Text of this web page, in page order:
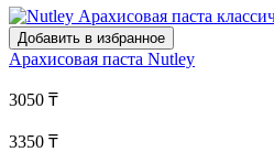
Добавить в избранное
Арахисовая паста Nutley
3050 ₸
3350 ₸